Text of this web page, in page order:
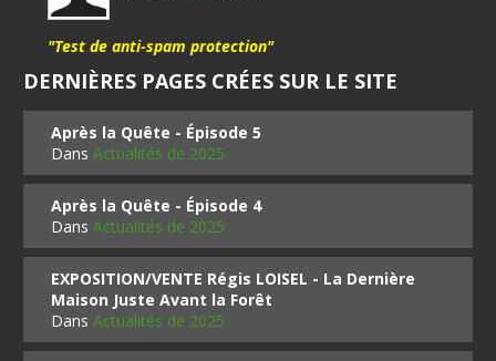
"Test de anti-spam protection"
DERNIÈRES PAGES CRÉES SUR LE SITE
Après la Quête - Épisode 5
DansActualités de 2025
Après la Quête - Épisode 4
DansActualités de 2025
EXPOSITION/VENTE Régis LOISEL - La Dernière
Maison Juste Avant la Forêt
DansActualités de 2025